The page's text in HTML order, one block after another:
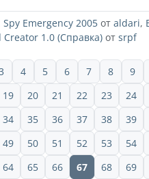
Spy Emergency 2005 от aldari,
Creator 1.0 (Справка) от srpf
4 5 6 7 8 9
19 20 21 22 23 24
34 35 36 37 38 39
49 50 51 52 53 54
64 65 66 67 68 69